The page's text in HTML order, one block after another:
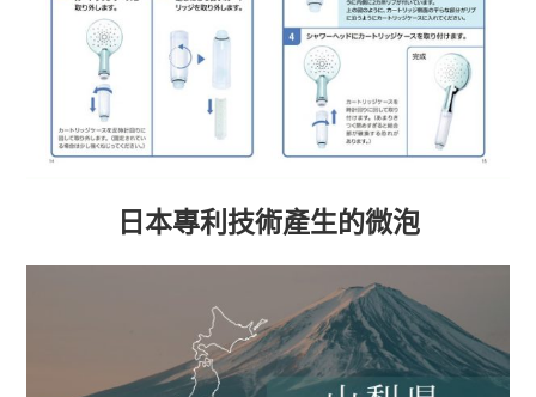
日本專利技術產生的微泡